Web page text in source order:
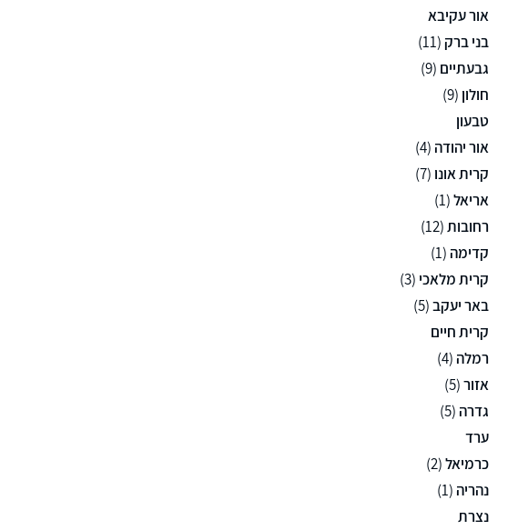
אור עקיבא
בני ברק(11)
גבעתיים (9)
חולון (9)
טבעון
אור יהודה (4)
קרית אונו (7)
אריאל(1)
רחובות(12)
קדימה (1)
קרית מלאכי (3)
באר יעקב(5)
קרית חיים
רמלה (4)
אזור(5)
גדרה (5)
ערד
כרמיאל(2)
נהריה (1)
נצרת